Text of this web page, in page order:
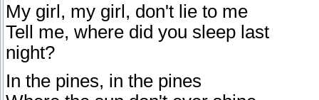
My girl, my girl, don't lie to me
Tell me, where did you sleep last
night?
In the pines, in the pines